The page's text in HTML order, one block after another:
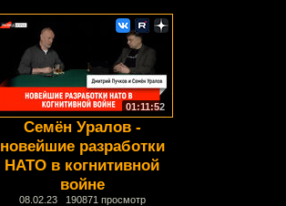
01:11:52
Семён Уралов -
новейшие разработки
НАТО в когнитивной
войне
08.02.23 190871 просмотр